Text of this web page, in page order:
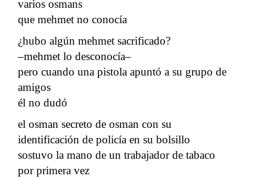
varios osmans
que mehmet no conocía
¿hubo algún mehmet sacrificado?
–mehmet lo desconocía–
pero cuando una pistola apuntó a su grupo de
amigos
él no dudó
el osman secreto de osman con su
identificación de policía en su bolsillo
sostuvo la mano de un trabajador de tabaco
por primera vez